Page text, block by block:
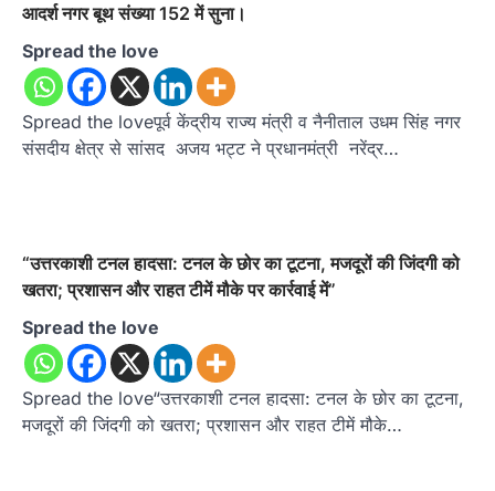
आदर्श नगर बूथ संख्या 152 में सुना।
Spread the love
Spread the loveपूर्व केंद्रीय राज्य मंत्री व नैनीताल उधम सिंह नगर
संसदीय क्षेत्र से सांसद अजय भट्ट ने प्रधानमंत्री नरेंद्र…
“उत्तरकाशी टनल हादसा: टनल के छोर का टूटना, मजदूरों की जिंदगी को
खतरा; प्रशासन और राहत टीमें मौके पर कार्रवाई में”
Spread the love
Spread the love“उत्तरकाशी टनल हादसा: टनल के छोर का टूटना,
मजदूरों की जिंदगी को खतरा; प्रशासन और राहत टीमें मौके…